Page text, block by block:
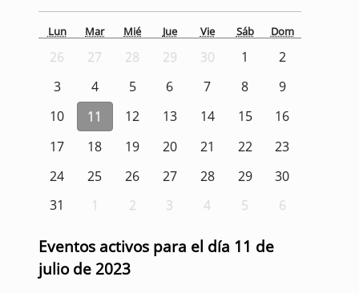
Lun Mar Mié Jue Vie Sáb Dom
26 27 28 29 30 1
2
3
4 5 6 7 8
9
10
11 12 13 14 15
16
17
18 19 20 21 22
23
24
25 26 27 28 29
30
31
1 2 3 4 5 6
Eventos activos para el día 11 de
julio de 2023